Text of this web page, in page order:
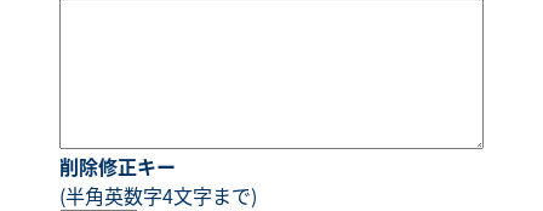
削除修正キー
(半角英数字4文字まで)